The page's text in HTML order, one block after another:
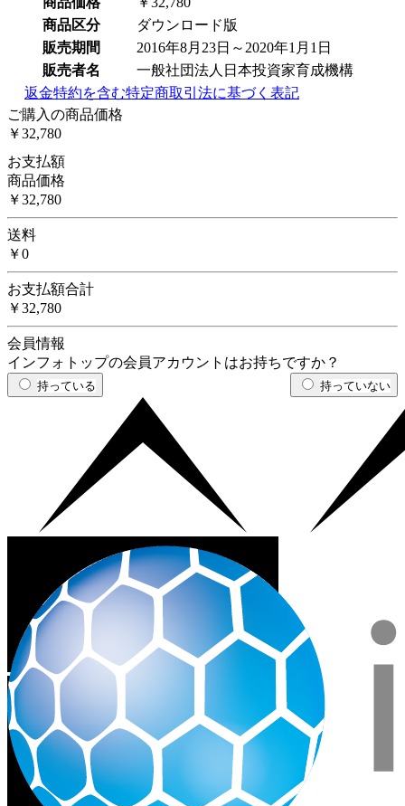
商品区分
ダウンロード版
販売期間
2016年8月23日～2020年1月1日
販売者名
一般社団法人日本投資家育成機構
返金特約を含む特定商取引法に基づく表記
ご購入の商品価格
￥32,780
お支払額
商品価格
￥32,780
送料
￥0
お支払額合計
￥32,780
会員情報
インフォトップの会員アカウントはお持ちですか？
持っている 持っていない